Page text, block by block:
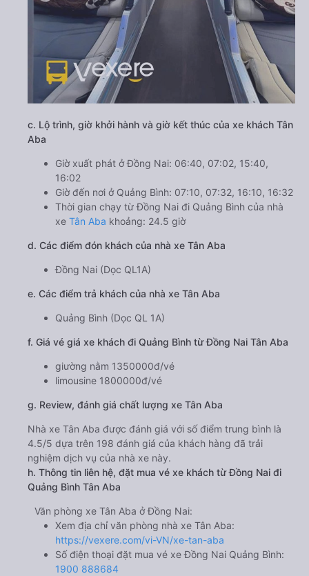
c. Lộ trình, giờ khởi hành và giờ kết thúc của xe khách Tân
Aba
Giờ xuất phát ở Đồng Nai: 06:40, 07:02, 15:40,
16:02
Giờ đến nơi ở Quảng Bình: 07:10, 07:32, 16:10, 16:32
Thời gian chạy từ Đồng Nai đi Quảng Bình của nhà
xe Tân Aba khoảng: 24.5 giờ
d. Các điểm đón khách của nhà xe Tân Aba
Đồng Nai (Dọc QL1A)
e. Các điểm trả khách của nhà xe Tân Aba
Quảng Bình (Dọc QL 1A)
f. Giá vé giá xe khách đi Quảng Bình từ Đồng Nai Tân Aba
giường nằm 1350000đ/vé
limousine 1800000đ/vé
g. Review, đánh giá chất lượng xe Tân Aba
Nhà xe Tân Aba được đánh giá với số điểm trung bình là
4.5/5 dựa trên 198 đánh giá của khách hàng đã trải
nghiệm dịch vụ của nhà xe này.
h. Thông tin liên hệ, đặt mua vé xe khách từ Đồng Nai đi
Quảng Bình Tân Aba
Văn phòng xe Tân Aba ở Đồng Nai:
Xem địa chỉ văn phòng nhà xe Tân Aba:
https://vexere.com/vi-VN/xe-tan-aba
Số điện thoại đặt mua vé xe Đồng Nai Quảng Bình:
1900 888684